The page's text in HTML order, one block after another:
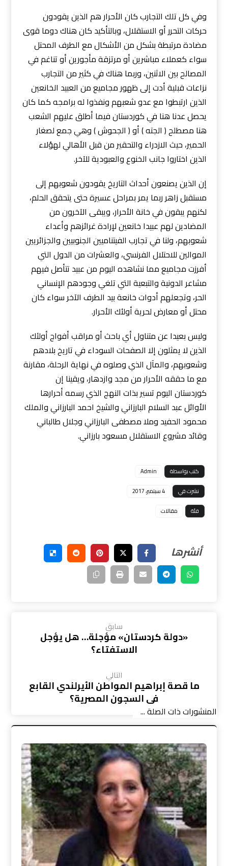
وفي كل تلك التجارب كان الأحرار هم الذين يقودون
حركات التحرر أو الاستقلال، وبالتأكيد كان هناك دوما قوى
مضادة مرتبطة بشكل من الأشكال مع الطرف المحتل
سواء كعملاء مباشرين أو مرتزقة مأجورين أو تناغم في
المصالح بين الاثنين، وربما هناك في كثير من التجارب
نزاعات قبلية أدت إلى ظهور مجاميع من العبيد الخانعين
الذين ارتبطوا مع عدو شعبهم ونفذوا له برامجه كما كان
يحصل عدنا هنا في كوردستان فيما أطلق عليهم الشعب
هنا مصطلح ( الجته ) أو ( الجحوش ) وهي جمع لصغار
الحمير، حيث الازدراء والتحقير من قبل الأهالي لهؤلاء
الذين اختاروا جانب الخنوع والعبودية للآخر.
إن الذين يصنعون أحداث التاريخ يقودون شعوبهم إلى
مستقبل زاهر ربما يمر بمراحل عسيرة حتى يتحقق الحلم،
لكنهم يبقون في خانة الأحرار، ويبقى الآخرون من
المضادين لهم عبيدا خانعين لإرادة غرائزهم وأعداء
شعوبهم، ولنا في تجارب الفيتناميين الجنوبيين والجزائريين
الموالين للاحتلال الفرنسي، والعشرات من الدول التي
أفرزت مجاميع مما نشاهده اليوم من عبيد تتأصل فيهم
مشاعر الدونية والتبعية التي تلغي وجودهم الإنساني
الحر، وتجعلهم أدوات خانعة بيد الطرف الآخر سواء كان
محتل أو معارض لحرية أولئك الأحرار.
وليس بعيدا عن متناول أي باحث أو مراقب أفواج أولئك
الذين لا يمثلون إلا الصفحات السوداء في تاريخ بلادهم
وشعوبهم، والمآل الذي وصلوه في نهاية الرحلة، مقارنة
مع ما حققه الأحرار من مجد وازدهار، ويقينا إن
كوردستان اليوم تسير بذات النهج الذي رسمه أحرارها
الأوائل عبد السلام البارزاني والشيخ احمد البارزاني والملك
محمود الحفيد وملا مصطفى البارزاني وجلال طالباني
وقائد مشروع الاستقلال مسعود بارزاني.
كتب بواسطة
Admin
نشرت في
4 سبتمبر، 2017
فئة
مقالات
سابق
«دولة كردستان» مؤجلة… هل يؤجل
الاستفتاء؟
التالي
ما قصة إبراهيم المواطن الأيرلندي القابع
في السجون المصرية؟
المنشورات ذات الصلة ...